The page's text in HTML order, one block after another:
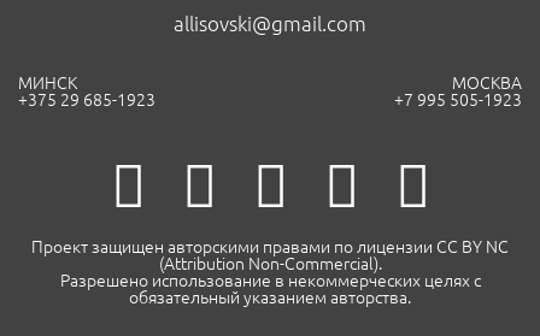
МИНСК
+375 29 685-1923
allisovski@gmail.com
МОСКВА
+7 995 505-1923
Проект защищен авторскими правами по лицензии CC BY NC
(Attribution Non-Commercial).
Разрешено использование в некоммерческих целях с
обязательный указанием авторства.